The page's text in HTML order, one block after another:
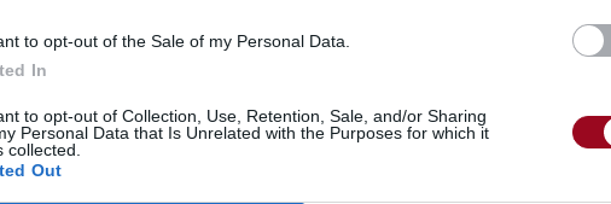
to opt-out of the Sale of my Personal Data.
In
to opt-out of Collection, Use, Retention, Sale, and/or Sharing
Personal Data that Is Unrelated with the Purposes for which it
collected.
Out